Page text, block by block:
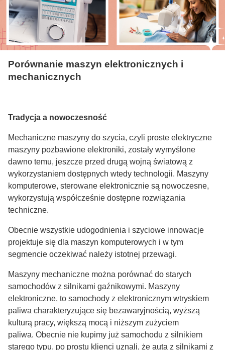
Porównanie maszyn elektronicznych i
mechanicznych
Tradycja a nowoczesność
Mechaniczne maszyny do szycia, czyli proste elektryczne
maszyny pozbawione elektroniki, zostały wymyślone
dawno temu, jeszcze przed drugą wojną światową z
wykorzystaniem dostępnych wtedy technologii. Maszyny
komputerowe, sterowane elektronicznie są nowoczesne,
wykorzystują współcześnie dostępne rozwiązania
techniczne.
Obecnie wszystkie udogodnienia i szyciowe innowacje
projektuje się dla maszyn komputerowych i w tym
segmencie oczekiwać należy istotnej przewagi.
Maszyny mechaniczne można porównać do starych
samochodów z silnikami gaźnikowymi. Maszyny
elektroniczne, to samochody z elektronicznym wtryskiem
paliwa charakteryzujące się bezawaryjnością, wyższą
kulturą pracy, większą mocą i niższym zużyciem
paliwa. Obecnie nie kupimy już samochodu z silnikiem
starego typu, po prostu klienci uznali, że auta z silnikami z